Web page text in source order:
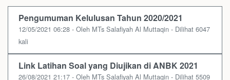
Pengumuman Kelulusan Tahun 2020/2021
12/05/2021 06:28 - Oleh MTs Salafiyah Al Muttaqin - Dilihat 6047
kali
Link Latihan Soal yang Diujikan di ANBK 2021
26/08/2021 21:17 - Oleh MTs Salafiyah Al Muttaqin - Dilihat 5509